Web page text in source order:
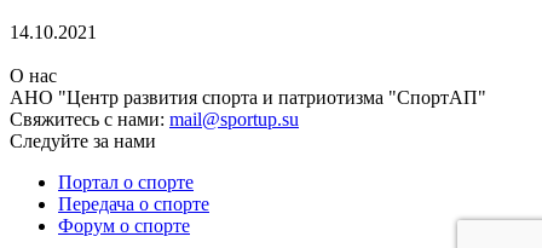
14.10.2021
О нас
АНО "Центр развития спорта и патриотизма "СпортАП"
Свяжитесь с нами: mail@sportup.su
Следуйте за нами
Портал о спорте
Передача о спорте
Форум о спорте